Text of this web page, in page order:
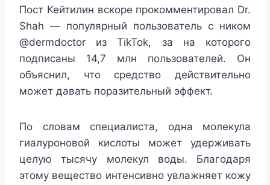
Пост Кейтилин вскоре прокомментировал Dr.
Shah — популярный пользователь с ником
@dermdoctor из TikTok, за на которого
подписаны 14,7 млн пользователей. Он
объяснил, что средство действительно
может давать поразительный эффект.
По словам специалиста, одна молекула
гиалуроновой кислоты может удерживать
целую тысячу молекул воды. Благодаря
этому вещество интенсивно увлажняет кожу